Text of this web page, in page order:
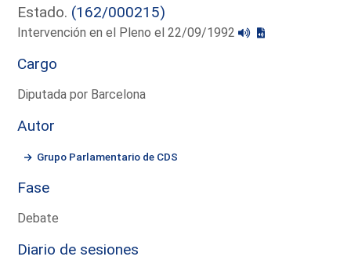
Estado. (162/000215)
Intervención en el Pleno el 22/09/1992
Cargo
Diputada por Barcelona
Autor
Grupo Parlamentario de CDS
Fase
Debate
Diario de sesiones